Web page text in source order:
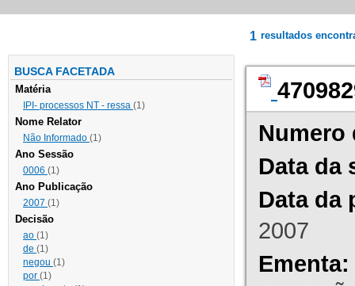
BUSCA FACETADA
Matéria
IPI- processos NT - ressa (1)
Nome Relator
Não Informado (1)
Ano Sessão
0006 (1)
Ano Publicação
2007 (1)
Decisão
ao (1)
de (1)
negou (1)
por (1)
1 resultados
Numero
Data da
Data da
2007
Ementa: